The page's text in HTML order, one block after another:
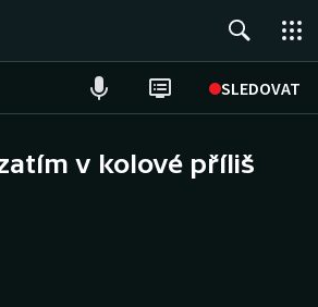
SLEDOVAT
v kolové příliš